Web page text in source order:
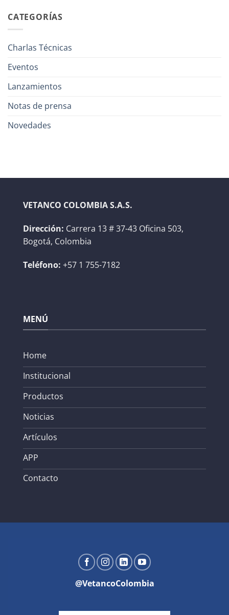
CATEGORÍAS
Charlas Técnicas
Eventos
Lanzamientos
Notas de prensa
Novedades
VETANCO COLOMBIA S.A.S.
Dirección: Carrera 13 # 37-43 Oficina 503,
Bogotá, Colombia
Teléfono: +57 1 755-7182
MENÚ
Home
Institucional
Productos
Noticias
Artículos
APP
Contacto
@VetancoColombia